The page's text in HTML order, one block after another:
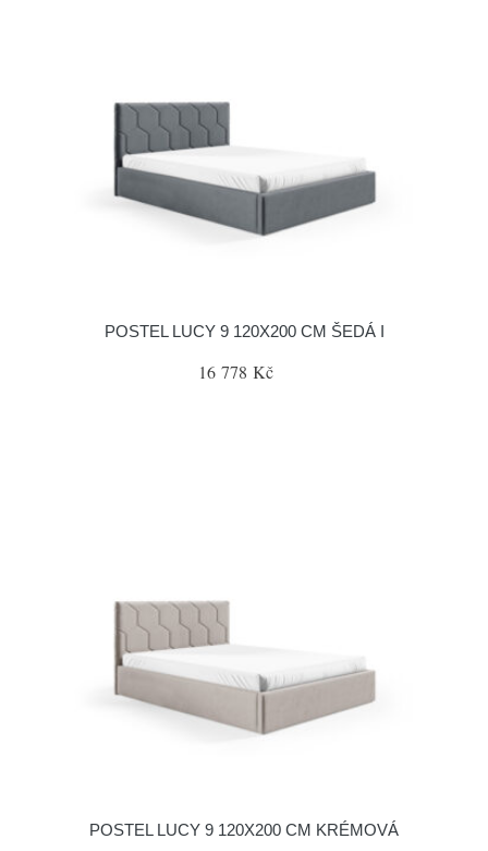
POSTEL LUCY 9 120X200 CM ŠEDÁ I
16 778 Kč
POSTEL LUCY 9 120X200 CM KRÉMOVÁ